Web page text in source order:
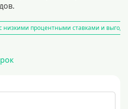
низкими процентными ставками и